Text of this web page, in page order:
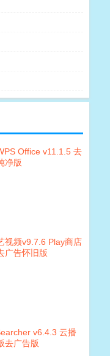
Office v11.1.5 去
净版
视频v9.7.6 Play商店
广告怀旧版
v6.4.3 云播
去广告版